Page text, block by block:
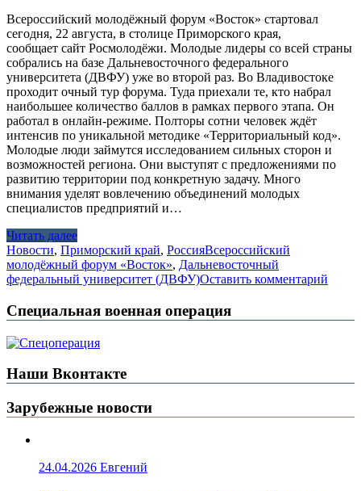
Всероссийский молодёжный форум «Восток» стартовал
сегодня, 22 августа, в столице Приморского края,
сообщает сайт Росмолодёжи. Молодые лидеры со всей страны
собрались на базе Дальневосточного федерального
университета (ДВФУ) уже во второй раз. Во Владивостоке
проходит очный тур форума. Туда приехали те, кто набрал
наибольшее количество баллов в рамках первого этапа. Он
работал в онлайн-режиме. Полторы сотни человек ждёт
интенсив по уникальной методике «Территориальный код».
Молодые люди займутся исследованием сильных сторон и
возможностей региона. Они выступят с предложениями по
развитию территории под конкретную задачу. Много
внимания уделят вовлечению объединений молодых
специалистов предприятий и…
Читать далее
Новости, Приморский край, РоссияВсероссийский
молодёжный форум «Восток», Дальневосточный
федеральный университет (ДВФУ)Оставить комментарий
Специальная военная операция
Наши Вконтакте
Зарубежные новости
24.04.2026 Евгений